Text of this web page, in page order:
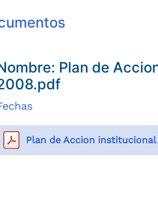
Plan de
Plan de Accion